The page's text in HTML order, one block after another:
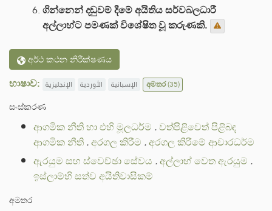
ගින්නෙන් දඬුවම් දීමේ අයිතිය සර්වබලධාරී
අල්ලාහ්ට පමණක් විශේෂිත වූ කරුණකි.
අර්ථ කථන නිරීක්ෂණය
භාෂාව: الإنجليزية الأوردية الإسبانية අමතර(35)
සංස්කරණ
ආගමික නීති හා එහි මූලධර්ම .වත්පිළිවෙත් පිළිබඳ
ආගමික නීති.අරගල කිරීම .අරගල කිරීමේ ආචාරධර්ම
ඇරයුම සහ ස්වෙච්ඡා සේවය .අල්ලාහ් වෙත ඇරයුම .
ඉස්ලාම්හි සත්ව අයිතිවාසිකම්
අමතර